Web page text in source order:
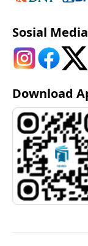
Sosial Media
Download